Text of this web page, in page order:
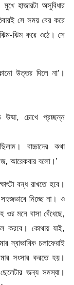
হাজারটা অসুবিধার
সে সময় বের করে
ঝিম-ঝিম করে ওঠে। সে
উত্তর দিলে না’।
চোখে প্রচ্ছন্ন
বাচ্চাদের কথা
আরেকবার বলো।’
বন্ধ রাখতে হবে।
নিচ্ছে না। ও
মনে বাসা বেঁধেছে,
করবে। কোথায় যাই,
স্বাভাবিক চলাফেরাই
সংসার করতে হয়।
জন্য সমস্যা।